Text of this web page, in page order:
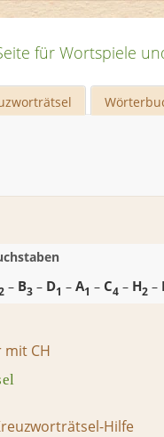
für Wortspiele
– B3 – D1 – A1 – C4 – H2 –
CH
Hilfe